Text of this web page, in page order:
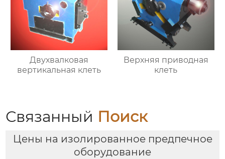
Двухвалковая
вертикальная клеть
Верхняя приводная
клеть
Связанный Поиск
Цены на изолированное предпечное
оборудование